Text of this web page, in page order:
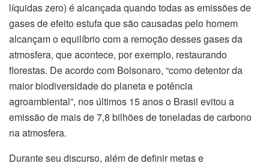
líquidas zero) é alcançada quando todas as emissões de
gases de efeito estufa que são causadas pelo homem
alcançam o equilíbrio com a remoção desses gases da
atmosfera, que acontece, por exemplo, restaurando
florestas. De acordo com Bolsonaro, “como detentor da
maior biodiversidade do planeta e potência
agroambiental”, nos últimos 15 anos o Brasil evitou a
emissão de mais de 7,8 bilhões de toneladas de carbono
na atmosfera.
Durante seu discurso, além de definir metas e